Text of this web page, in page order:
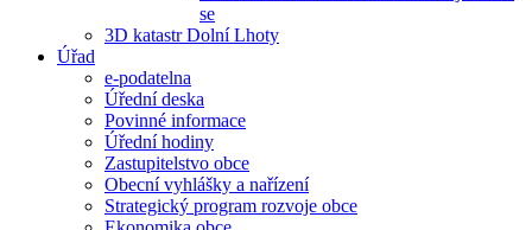
se
3D katastr Dolní Lhoty
Úřad
e-podatelna
Úřední deska
Povinné informace
Úřední hodiny
Zastupitelstvo obce
Obecní vyhlášky a nařízení
Strategický program rozvoje obce